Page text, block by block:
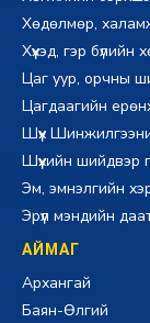
Хөдөлмөр,
Хүүхэд, гэр
Цаг уур, орчны
Цагдаагийн
Шүүх
Шүүхийн шийдвэр
Эм, эмнэлгийн
Эрүүл мэндийн
АЙМАГ
Архангай
Баян-Өлгий